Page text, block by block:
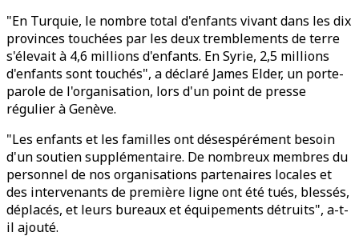
"En Turquie, le nombre total d'enfants vivant dans les dix
provinces touchées par les deux tremblements de terre
s'élevait à 4,6 millions d'enfants. En Syrie, 2,5 millions
d'enfants sont touchés", a déclaré James Elder, un porte-
parole de l'organisation, lors d'un point de presse
régulier à Genève.
"Les enfants et les familles ont désespérément besoin
d'un soutien supplémentaire. De nombreux membres du
personnel de nos organisations partenaires locales et
des intervenants de première ligne ont été tués, blessés,
déplacés, et leurs bureaux et équipements détruits", a-t-
il ajouté.